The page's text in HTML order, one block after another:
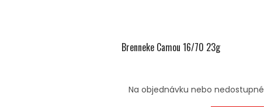
Brenneke Camou 16/70 23g
Na objednávku nebo nedostupné